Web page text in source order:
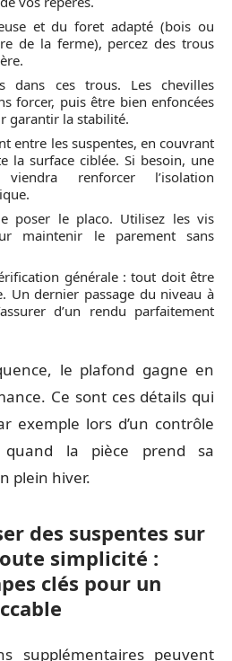
et du foret adapté (bois ou
de la ferme), percez des trous
dans ces trous. Les chevilles
forcer, puis être bien enfoncées
garantir la stabilité.
entre les suspentes, en couvrant
la surface ciblée. Si besoin, une
renforcer l’isolation
poser le placo. Utilisez les vis
maintenir le parement sans
générale : tout doit être
Un dernier passage du niveau à
d’un rendu parfaitement
le plafond gagne en
Ce sont ces détails qui
exemple lors d’un contrôle
la pièce prend sa
plein hiver.
des suspentes sur
simplicité :
clés pour un
supplémentaires peuvent